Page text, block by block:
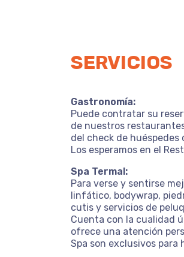
SERVICIOS
Gastronomía:
Puede contratar su
de nuestros
del check de
Los esperamos en el
Spa Termal:
Para verse y sentirse
linfático, bodywrap,
cutis y servicios de
Cuenta con la cualidad
ofrece una atención
Spa son exclusivos para